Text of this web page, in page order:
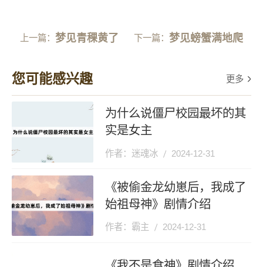
上一篇： 梦见青稞黄了 下一篇：梦见螃蟹满地爬
您可能感兴趣 更多
为什么说僵尸校园最坏的其
实是女主
作者：迷魂冰 2024-12-31
《被偷金龙幼崽后，我成了
始祖母神》剧情介绍
作者：霸主 2024-12-31